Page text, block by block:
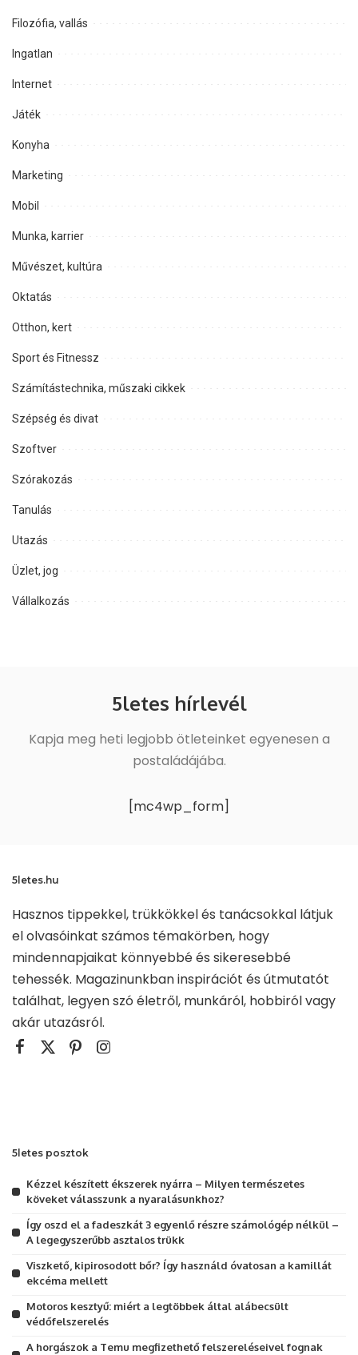
Filozófia, vallás
Ingatlan
Internet
Játék
Konyha
Marketing
Mobil
Munka, karrier
Művészet, kultúra
Oktatás
Otthon, kert
Sport és Fitnessz
Számítástechnika, műszaki cikkek
Szépség és divat
Szoftver
Szórakozás
Tanulás
Utazás
Üzlet, jog
Vállalkozás
5letes hírlevél
Kapja meg heti legjobb ötleteinket egyenesen a
postaládájába.
[mc4wp_form]
5letes.hu
Hasznos tippekkel, trükkökkel és tanácsokkal látjuk
el olvasóinkat számos témakörben, hogy
mindennapjaikat könnyebbé és sikeresebbé
tehessék. Magazinunkban inspirációt és útmutatót
találhat, legyen szó életről, munkáról, hobbiról vagy
akár utazásról.
5letes posztok
Kézzel készített ékszerek nyárra – Milyen természetes
köveket válasszunk a nyaralásunkhoz?
Így oszd el a fadeszkát 3 egyenlő részre számológép nélkül –
A legegyszerűbb asztalos trükk
Viszkető, kipirosodott bőr? Így használd óvatosan a kamillát
ekcéma mellett
Motoros kesztyű: miért a legtöbbek által alábecsült
védőfelszerelés
A horgászok a Temu megfizethető felszereléseivel fognak